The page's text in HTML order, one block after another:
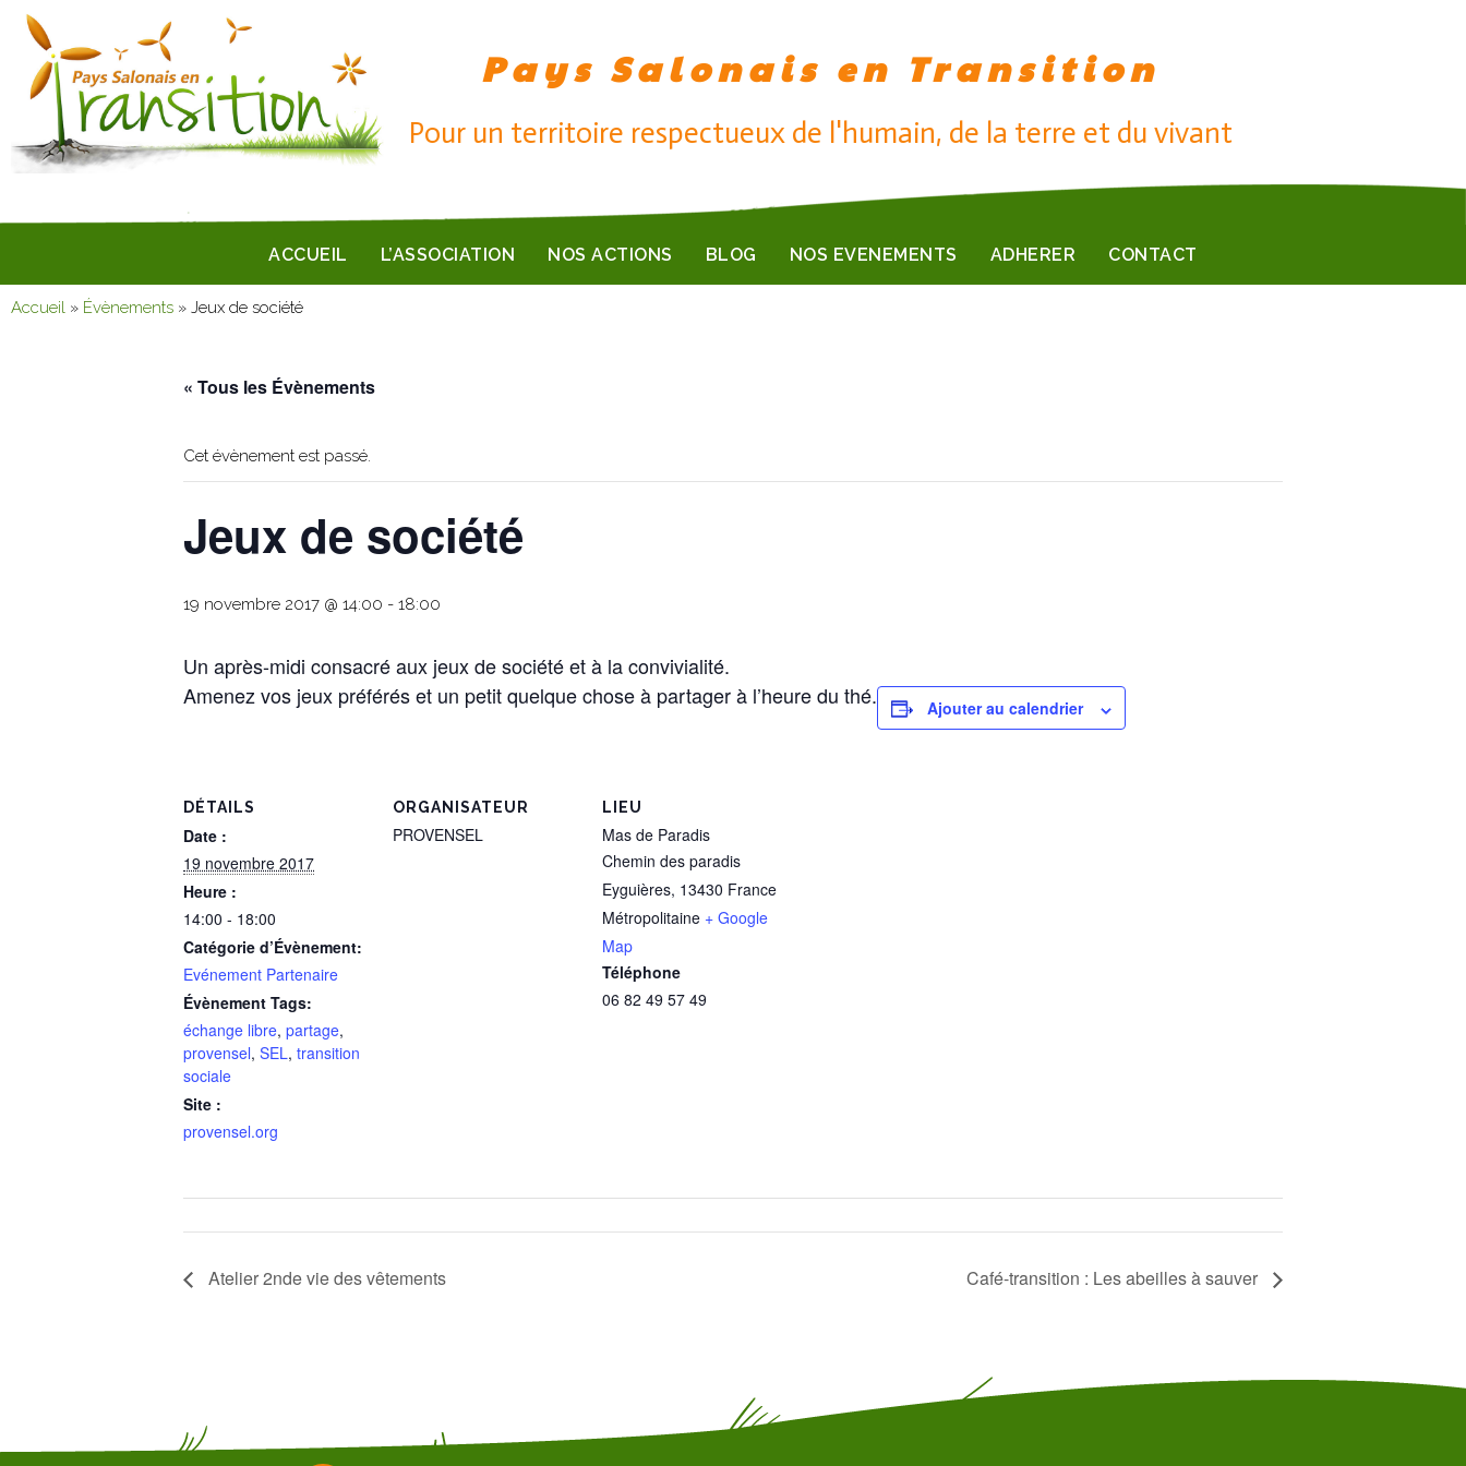
Pays Salonais en Transition
Pour un territoire respectueux de l'humain, de la terre et du vivant
ACCUEIL L’ASSOCIATION NOS ACTIONS BLOG NOS EVENEMENTS ADHERER CONTACT
Accueil » Évènements » Jeux de société
« Tous les Évènements
Cet évènement est passé.
Jeux de société
19 novembre 2017 @ 14:00 - 18:00
Un après-midi consacré aux jeux de société et à la convivialité.
Amenez vos jeux préférés et un petit quelque chose à partager à l’heure du thé.
Ajouter au calendrier
DÉTAILS
Date :
19 novembre 2017
Heure :
14:00 - 18:00
Catégorie d’Évènement:
Evénement Partenaire
Évènement Tags:
échange libre, partage,
provensel, SEL, transition
sociale
Site :
provensel.org
ORGANISATEUR
PROVENSEL
LIEU
Mas de Paradis
Chemin des paradis
Eyguières, 13430 France
Métropolitaine + Google
Map
Téléphone
06 82 49 57 49
Atelier 2nde vie des vêtements Café-transition : Les abeilles à sauver